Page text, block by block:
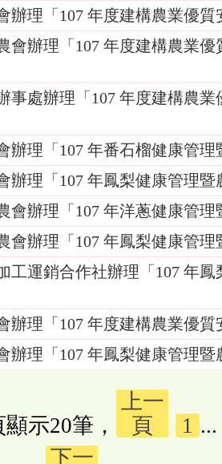
辦理「107 年度建構農業優質
會辦理「107 年度建構農業優
事處辦理「107 年度建構農業
辦理「107 年番石榴健康管理
辦理「107 年鳳梨健康管理暨
會辦理「107 年洋蔥健康管理
會辦理「107 年鳳梨健康管理
工運銷合作社辦理「107 年
辦理「107 年度建構農業優質
辦理「107 年鳳梨健康管理暨
示20筆，
上一
頁
1 ...
下一